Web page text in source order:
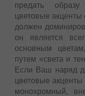
предать образу
цветовые акценты
должен
он является
основным
путем «света и
Если Ваш наряд
цветовые
монохромный,